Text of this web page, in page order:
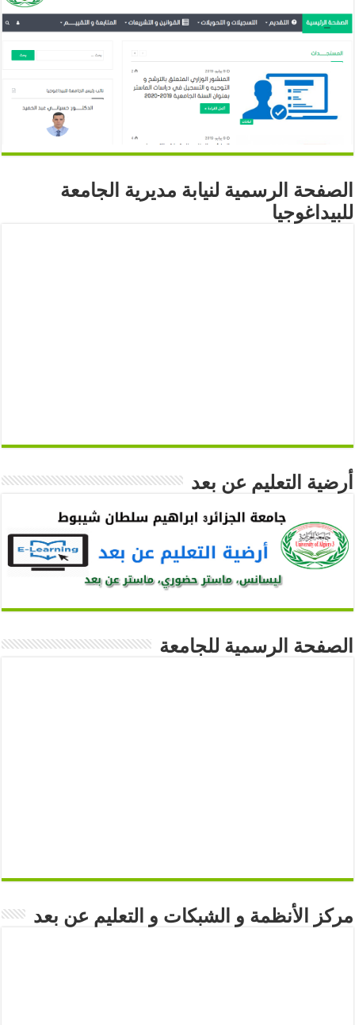
الصفحة الرسمية لنيابة مديرية الجامعة
للبيداغوجيا
أرضية التعليم عن بعد
الصفحة الرسمية للجامعة
مركز الأنظمة و الشبكات و التعليم عن بعد